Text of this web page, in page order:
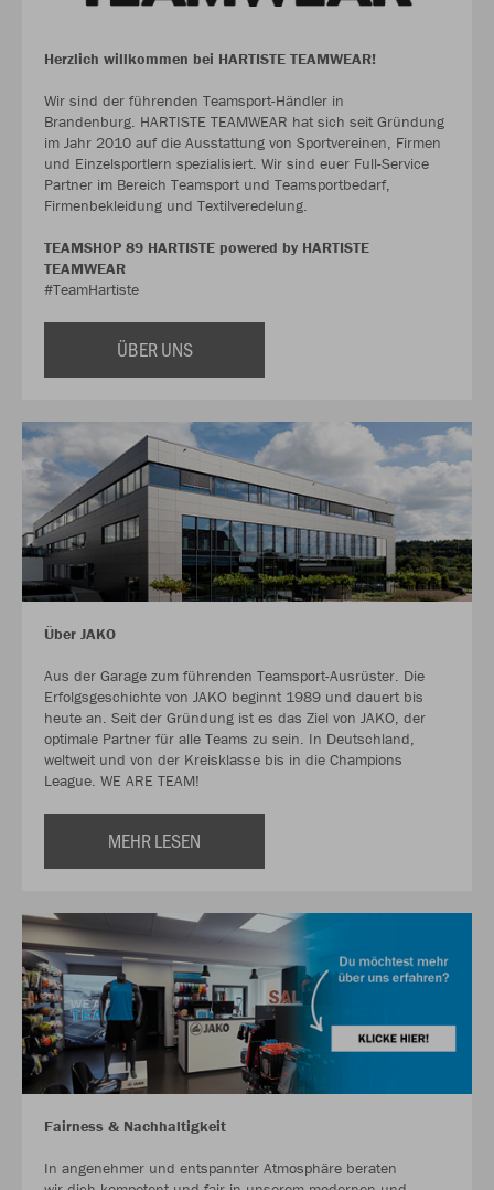
Herzlich willkommen bei HARTISTE TEAMWEAR!
Wir sind der führenden Teamsport-Händler in
Brandenburg. HARTISTE TEAMWEAR hat sich seit Gründung
im Jahr 2010 auf die Ausstattung von Sportvereinen, Firmen
und Einzelsportlern spezialisiert. Wir sind euer Full-Service
Partner im Bereich Teamsport und Teamsportbedarf,
Firmenbekleidung und Textilveredelung.
TEAMSHOP 89 HARTISTE powered by HARTISTE
TEAMWEAR
#TeamHartiste
ÜBER UNS
Über JAKO
Aus der Garage zum führenden Teamsport-Ausrüster. Die
Erfolgsgeschichte von JAKO beginnt 1989 und dauert bis
heute an. Seit der Gründung ist es das Ziel von JAKO, der
optimale Partner für alle Teams zu sein. In Deutschland,
weltweit und von der Kreisklasse bis in die Champions
League. WE ARE TEAM!
MEHR LESEN
Fairness & Nachhaltigkeit
In angenehmer und entspannter Atmosphäre beraten